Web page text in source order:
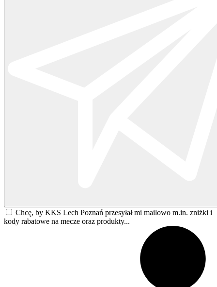
Chcę, by KKS Lech Poznań przesyłał mi mailowo m.in. zniżki i
kody rabatowe na mecze oraz produkty...